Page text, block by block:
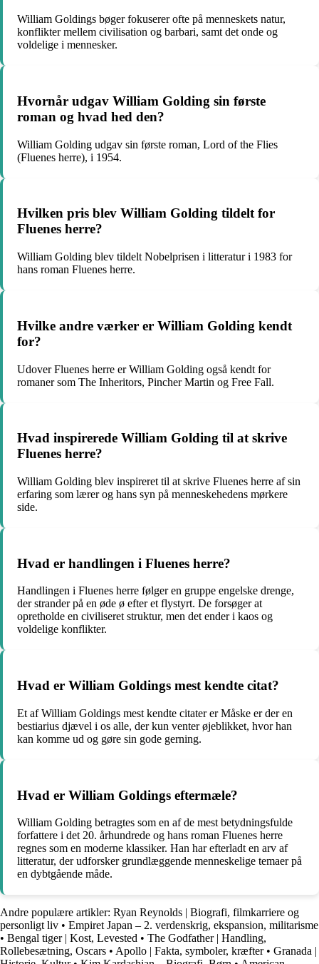
William Goldings bøger fokuserer ofte på menneskets natur,
konflikter mellem civilisation og barbari, samt det onde og
voldelige i mennesker.
Hvornår udgav William Golding sin første
roman og hvad hed den?
William Golding udgav sin første roman, Lord of the Flies
(Fluenes herre), i 1954.
Hvilken pris blev William Golding tildelt for
Fluenes herre?
William Golding blev tildelt Nobelprisen i litteratur i 1983 for
hans roman Fluenes herre.
Hvilke andre værker er William Golding kendt
for?
Udover Fluenes herre er William Golding også kendt for
romaner som The Inheritors, Pincher Martin og Free Fall.
Hvad inspirerede William Golding til at skrive
Fluenes herre?
William Golding blev inspireret til at skrive Fluenes herre af sin
erfaring som lærer og hans syn på menneskehedens mørkere
side.
Hvad er handlingen i Fluenes herre?
Handlingen i Fluenes herre følger en gruppe engelske drenge,
der strander på en øde ø efter et flystyrt. De forsøger at
opretholde en civiliseret struktur, men det ender i kaos og
voldelige konflikter.
Hvad er William Goldings mest kendte citat?
Et af William Goldings mest kendte citater er Måske er der en
bestiarius djævel i os alle, der kun venter øjeblikket, hvor han
kan komme ud og gøre sin gode gerning.
Hvad er William Goldings eftermæle?
William Golding betragtes som en af de mest betydningsfulde
forfattere i det 20. århundrede og hans roman Fluenes herre
regnes som en moderne klassiker. Han har efterladt en arv af
litteratur, der udforsker grundlæggende menneskelige temaer på
en dybtgående måde.
Andre populære artikler: Ryan Reynolds | Biografi, filmkarriere og
personligt liv • Empiret Japan – 2. verdenskrig, ekspansion, militarisme
• Bengal tiger | Kost, Levested • The Godfather | Handling,
Rollebesætning, Oscars • Apollo | Fakta, symboler, kræfter• Granada |